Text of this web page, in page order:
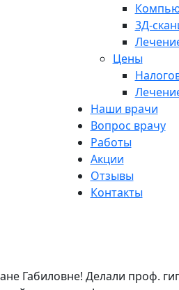
3Д-
Цены
Наши врачи
Вопрос врачу
Работы
Акции
Отзывы
Контакты
Габиловне! Делали проф.